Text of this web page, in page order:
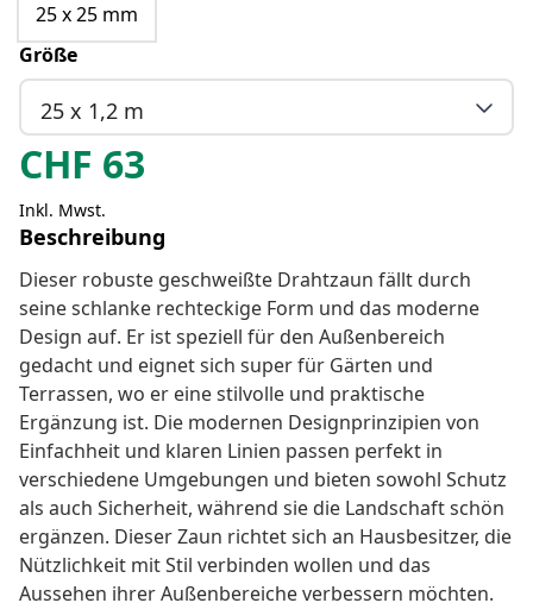
25 x 25 mm
Größe
25 x 1,2 m
CHF 63
Inkl. Mwst.
Beschreibung
Dieser robuste geschweißte Drahtzaun fällt durch
seine schlanke rechteckige Form und das moderne
Design auf. Er ist speziell für den Außenbereich
gedacht und eignet sich super für Gärten und
Terrassen, wo er eine stilvolle und praktische
Ergänzung ist. Die modernen Designprinzipien von
Einfachheit und klaren Linien passen perfekt in
verschiedene Umgebungen und bieten sowohl Schutz
als auch Sicherheit, während sie die Landschaft schön
ergänzen. Dieser Zaun richtet sich an Hausbesitzer, die
Nützlichkeit mit Stil verbinden wollen und das
Aussehen ihrer Außenbereiche verbessern möchten.